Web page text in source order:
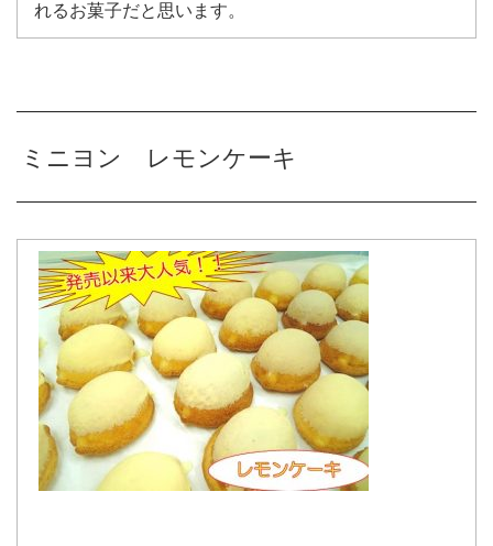
れるお菓子だと思います。
ミニヨン レモンケーキ